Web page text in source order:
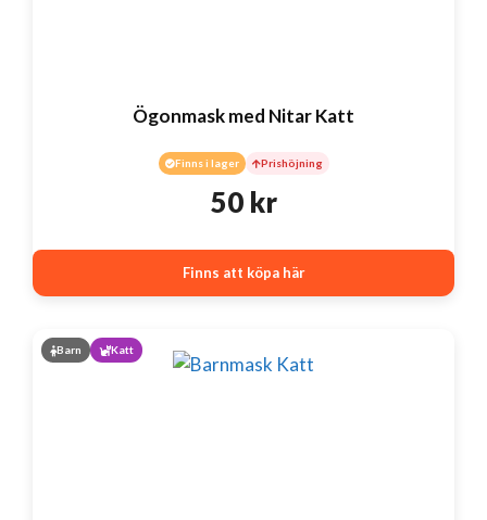
Ögonmask med Nitar Katt
Finns i lager Prishöjning
50 kr
Finns att köpa här
Barn Katt